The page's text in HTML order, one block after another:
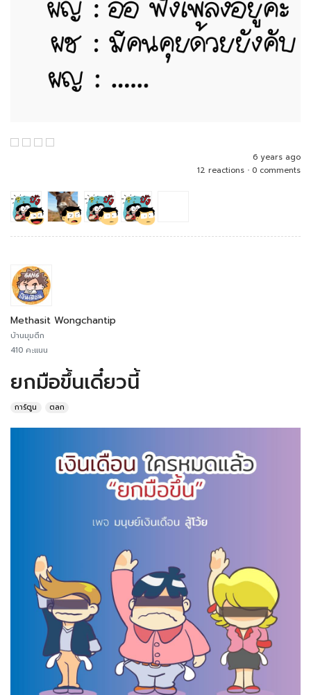
6 years ago
12 reactions • 0 comments
Methasit Wongchantip
บ้านมุมตึก
410 คะแนน
ยกมือขึ้นเดี๋ยวนี้
การ์ตูน ตลก